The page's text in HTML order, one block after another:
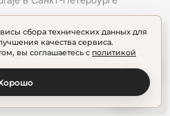
сбора технических данных для
качества сервиса.
вы соглашаетесь с политикой